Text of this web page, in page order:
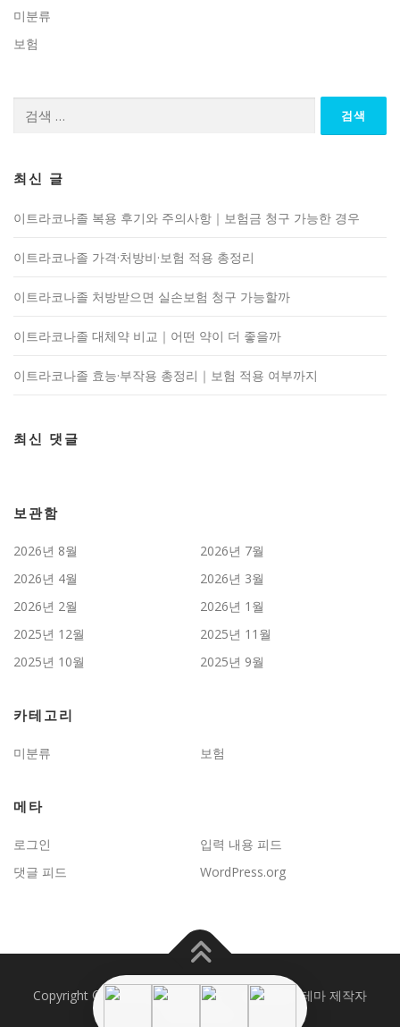
미분류
보험
최신 글
이트라코나졸 복용 후기와 주의사항｜보험금 청구 가능한 경우
이트라코나졸 가격·처방비·보험 적용 총정리
이트라코나졸 처방받으면 실손보험 청구 가능할까
이트라코나졸 대체약 비교｜어떤 약이 더 좋을까
이트라코나졸 효능·부작용 총정리｜보험 적용 여부까지
최신 댓글
보관함
2026년 8월
2026년 7월
2026년 4월
2026년 3월
2026년 2월
2026년 1월
2025년 12월
2025년 11월
2025년 10월
2025년 9월
카테고리
미분류 보험
메타
로그인
입력 내용 피드
댓글 피드
WordPress.org
Copyright © 2026 JD보험문제연구 OnePress
테마 제작자